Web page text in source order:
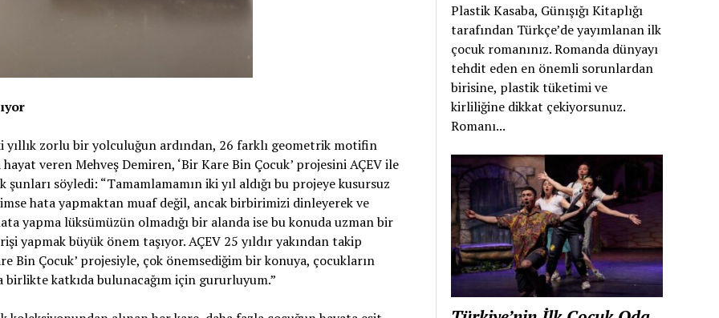
zorlu bir yolculuğun ardından, 26 farklı geometrik motifin
veren Mehveş Demiren, ‘Bir Kare Bin Çocuk’ projesini AÇEV ile
söyledi: “Tamamlamamın iki yıl aldığı bu projeye kusursuz
hata yapmaktan muaf değil, ancak birbirimizi dinleyerek ve
yapma lüksümüzün olmadığı bir alanda ise bu konuda uzman bir
yapmak büyük önem taşıyor. AÇEV 25 yıldır yakından takip
Bin Çocuk’ projesiyle, çok önemsediğim bir konuya, çocukların
katkıda bulunacağım için gururluyum.”
Plastik Kasaba, Günışığı Kitaplığı
tarafından Türkçe’de yayımlanan ilk
çocuk romanınız. Romanda dünyayı
tehdit eden en önemli sorunlardan
birisine, plastik tüketimi ve
kirliliğine dikkat çekiyorsunuz.
Romanı...